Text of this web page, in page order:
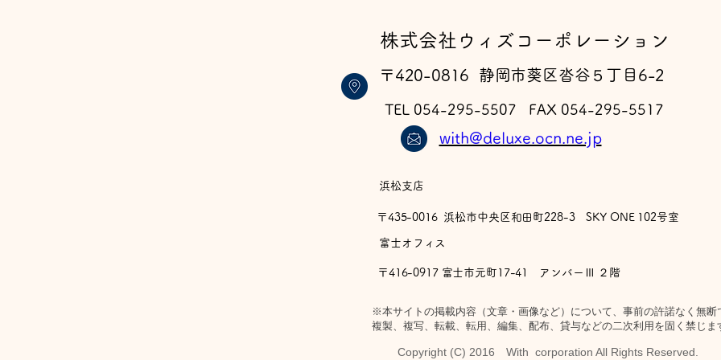
​株式会社ウィズコーポレーション
〒420-0816 静岡市葵区沓谷５丁目6-2
TEL 054-295-5507 FAX 054-295-5517
with@deluxe.ocn.ne.jp
浜松支店
〒435-0016 浜松市中央区和田町228-3 SKY ONE 102号室
​富士オフィス
〒416-0917 富士市元町17-41 アンバーⅢ ２階
※本サイトの掲載内容（文章・画像など）について、事前の許諾なく無断
複製、複写、転載、転用、編集、配布、貸与などの二次利用を固く禁じま
Copyright (C) 2016 With corporation All Rights Reserved.​